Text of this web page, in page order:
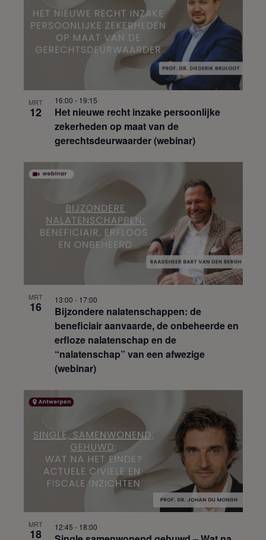
MRT
12
Het nieuwe recht inzake persoonlijke
zekerheden op maat van de
gerechtsdeurwaarder (webinar)
16:00 - 19:15
MRT
16
Bijzondere nalatenschappen: de
beneficiair aanvaarde, de onbeheerde en
erfloze nalatenschap en de
“nalatenschap” van een afwezige
(webinar)
13:00 - 17:00
MRT
18 12:45 - 18:00